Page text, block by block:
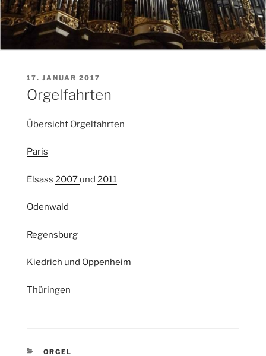
VERÖFFENTLICHT
AM
17. JANUAR 2017
Orgelfahrten
Übersicht Orgelfahrten
Paris
Elsass 2007 und 2011
Odenwald
Regensburg
Kiedrich und Oppenheim
Thüringen
KATEGORIEN
ORGEL